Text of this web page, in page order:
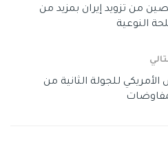
عالميًا.
نظرًا للأهمية الاستراتيجية
من تزويد إيران بمزيد من
النوعية
للجولة الثانية من